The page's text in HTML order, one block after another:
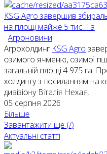
KSG Agro завершив
на площі майже 5 тис. Га
Агроновини
Агрохолдинг KSG Agro
озимого ячменю, озимої
загальній площі 4 975 га.
холдингу з посиланням на
дивізіону Віталія Нехая.
05 серпня 2026
Більше
Завантажити ще (/)
Актуальні статті